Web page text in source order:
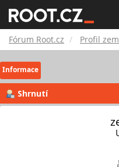
Fórum Root.cz Profil
Informace
Shrnutí